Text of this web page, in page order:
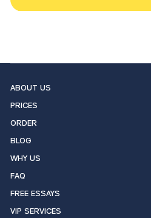
ABOUT US
PRICES
ORDER
BLOG
WHY US
FAQ
FREE ESSAYS
VIP SERVICES